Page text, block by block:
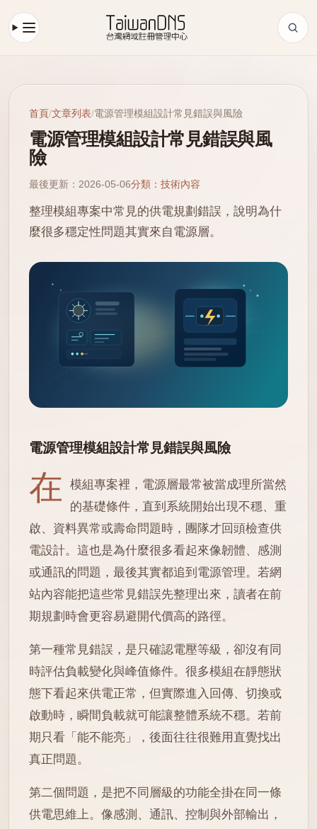
首頁/文章列表/電源管理模組設計常見錯誤與風險
電源管理模組設計常見錯誤與風
險
最後更新：2026-05-06分類：技術內容
整理模組專案中常見的供電規劃錯誤，說明為什
麼很多穩定性問題其實來自電源層。
電源管理模組設計常見錯誤與風險
在
模組專案裡，電源層最常被當成理所當然
的基礎條件，直到系統開始出現不穩、重
啟、資料異常或壽命問題時，團隊才回頭檢查供
電設計。這也是為什麼很多看起來像韌體、感測
或通訊的問題，最後其實都追到電源管理。若網
站內容能把這些常見錯誤先整理出來，讀者在前
期規劃時會更容易避開代價高的路徑。
第一種常見錯誤，是只確認電壓等級，卻沒有同
時評估負載變化與峰值條件。很多模組在靜態狀
態下看起來供電正常，但實際進入回傳、切換或
啟動時，瞬間負載就可能讓整體系統不穩。若前
期只看「能不能亮」，後面往往很難用直覺找出
真正問題。
第二個問題，是把不同層級的功能全掛在同一條
供電思維上。像感測、通訊、控制與外部輸出，